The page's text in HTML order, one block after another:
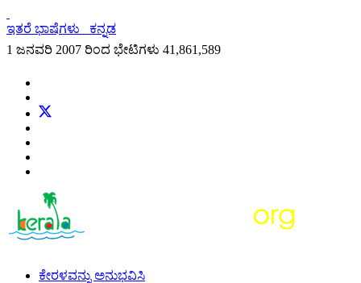
ಇತರೆ ಭಾಷೆಗಳು
ಕನ್ನಡ
1 ಜನವರಿ 2007 ರಿಂದ ಭೇಟಿಗಳು 41,861,589
ಕೇರಳವನ್ನು ಅನುಭವಿಸಿ